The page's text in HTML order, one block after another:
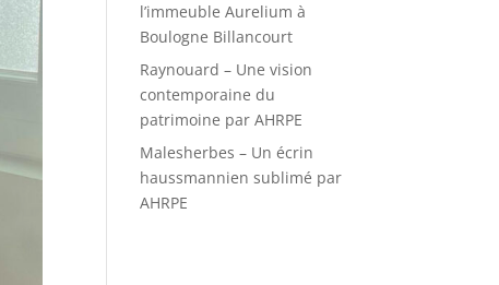
l’immeuble Aurelium à
Boulogne Billancourt
Raynouard – Une vision
contemporaine du
patrimoine par AHRPE
Malesherbes – Un écrin
haussmannien sublimé par
AHRPE